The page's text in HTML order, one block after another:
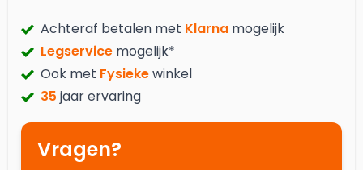
Achteraf betalen met Klarna mogelijk
Legservice mogelijk*
Ook met Fysiekewinkel
35 jaar ervaring
Vragen?